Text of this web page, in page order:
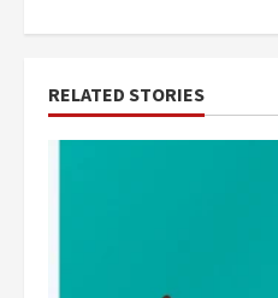
RELATED STORIES